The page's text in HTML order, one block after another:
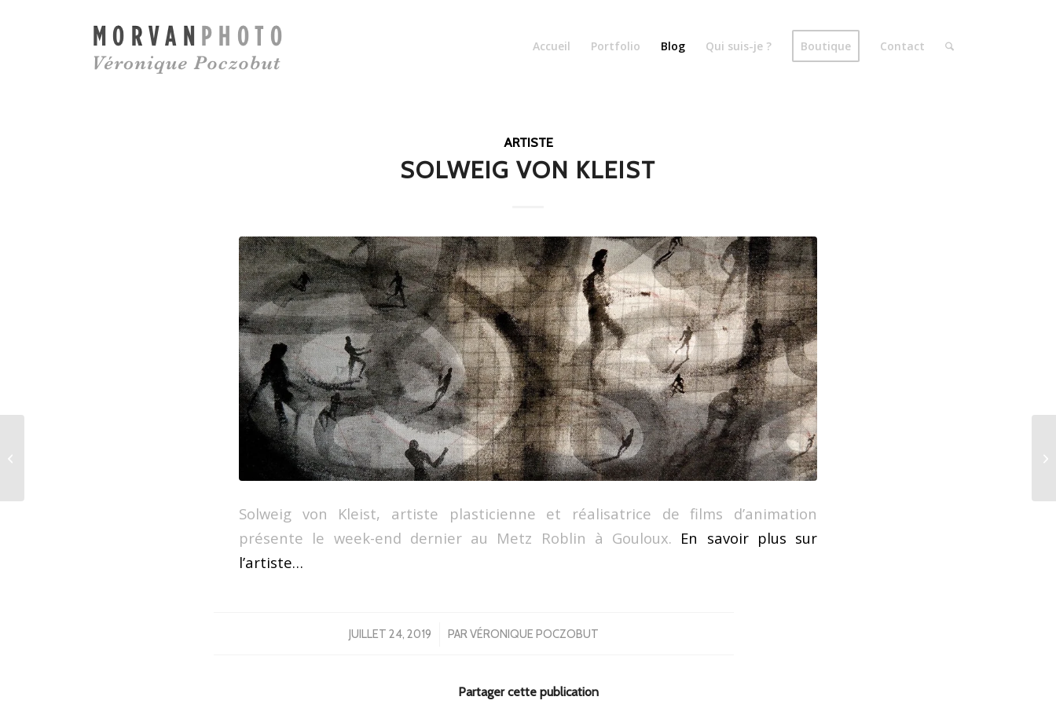
Accueil Portfolio Blog Qui suis-je ? Boutique Contact
ARTISTE
SOLWEIG VON KLEIST
Solweig von Kleist, artiste plasticienne et réalisatrice de films d’animation
présente le week-end dernier au Metz Roblin à Gouloux. En savoir plus sur
l’artiste…
JUILLET 24, 2019
/ PARVÉRONIQUE POCZOBUT
Partager cette publication